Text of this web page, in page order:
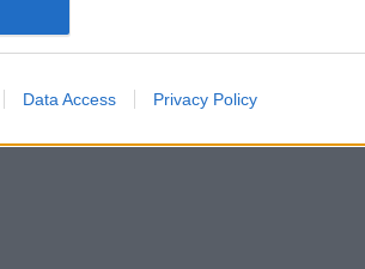
Data Access Privacy Policy